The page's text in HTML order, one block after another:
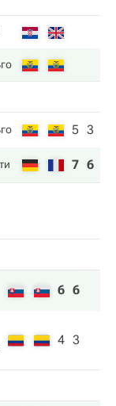
5 3
7 6
6 6
4 3